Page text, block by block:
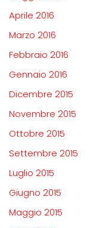
Aprile 2016
Marzo 2016
Febbraio 2016
Gennaio 2016
Dicembre 2015
Novembre 2015
Ottobre 2015
Settembre 2015
Luglio 2015
Giugno 2015
Maggio 2015